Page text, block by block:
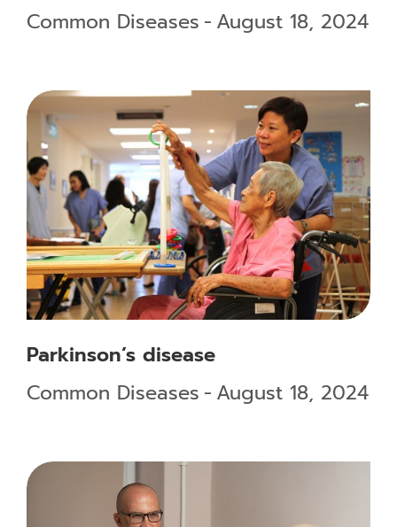
Common Diseases
August 18, 2024
Parkinson’s disease
Common Diseases
August 18, 2024